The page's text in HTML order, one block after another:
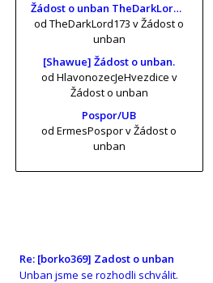
Žádost o unban TheDarkLord173 (risa11, KrtkuvDort, MrKrabs) [vol. 2]
od TheDarkLord173 v Žádost o
unban
[Shawue] Žádost o unban.
od HlavonozecJeHvezdice v
Žádost o unban
Pospor/UB
od ErmesPosporv Žádost o
unban
Re: [borko369] Zadost o unban
Unban jsme se rozhodli schválit.